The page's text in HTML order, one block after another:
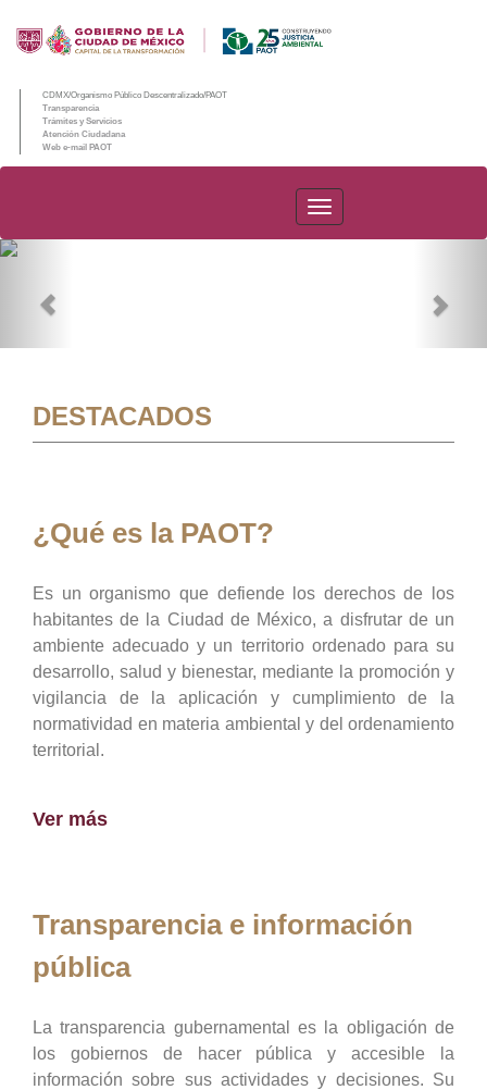
CDMX/Organismo Público Descentralizado/PAOT
Transparencia
Trámites y Servicios
Atención Ciudadana
Web e-mail PAOT
PAOT
DESTACADOS
¿Qué es la PAOT?
Es un organismo que defiende los derechos de los
habitantes de la Ciudad de México, a disfrutar de un
ambiente adecuado y un territorio ordenado para su
desarrollo, salud y bienestar, mediante la promoción y
vigilancia de la aplicación y cumplimiento de la
normatividad en materia ambiental y del ordenamiento
territorial.
Ver más
Transparencia e información
pública
La transparencia gubernamental es la obligación de
los gobiernos de hacer pública y accesible la
información sobre sus actividades y decisiones. Su